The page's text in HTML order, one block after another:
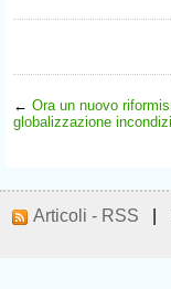
← Ora un nuovo
globalizzazione
Articoli - RSS